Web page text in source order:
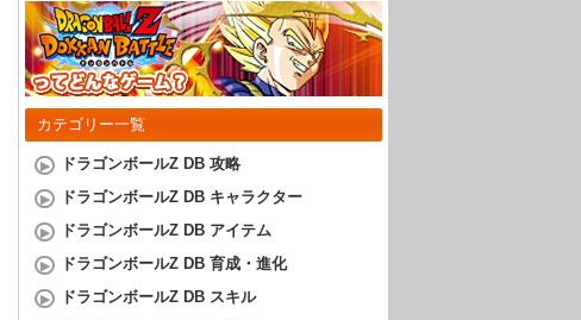
カテゴリー一覧
ドラゴンボールZ DB 攻略
ドラゴンボールZ DB キャラクター
ドラゴンボールZ DB アイテム
ドラゴンボールZ DB 育成・進化
ドラゴンボールZ DB スキル